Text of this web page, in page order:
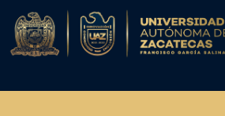
Pasar
contenido